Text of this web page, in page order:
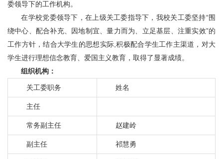
委领导下的工作机构。
在学校党委领导下，在上级关工委指导下，我校关工委坚持“围
绕中心、配合补充、因地制宜、量力而为、立足基层、注重实效”的
工作方针，结合大学生的思想实际,积极配合学生工作主渠道，对大
学生进行理想信念教育、爱国主义教育，取得了显著成绩。
组织机构：
关工委职务 姓名
主任
常务副主任 赵建岭
副主任 祁慧勇